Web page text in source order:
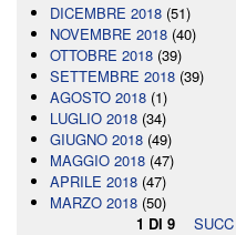
DICEMBRE 2018 (51)
NOVEMBRE 2018 (40)
OTTOBRE 2018 (39)
SETTEMBRE 2018 (39)
AGOSTO 2018 (1)
LUGLIO 2018 (34)
GIUGNO 2018 (49)
MAGGIO 2018 (47)
APRILE 2018 (47)
MARZO 2018 (50)
1 DI 9
SUCC